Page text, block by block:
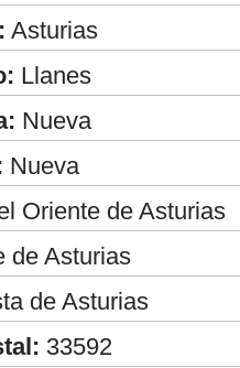
Asturias
Llanes
Nueva
Nueva
Oriente de Asturias
de Asturias
de Asturias
33592